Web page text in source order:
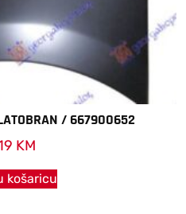
/ 667900652
KM
košaricu